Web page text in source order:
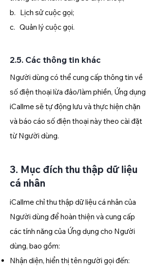
b. Lịch sử cuộc gọi;
c. Quản lý cuộc gọi.
2.5. Các thông tin khác
Người dùng có thể cung cấp thông tin về
số điện thoại lừa đảo/làm phiền, Ứng dụng
iCallme sẽ tự động lưu và thực hiện chặn
và báo cáo số điện thoại này theo cài đặt
từ Người dùng.
3. Mục đích thu thập dữ liệu
cá nhân
iCallme chỉ thu thập dữ liệu cá nhân của
Người dùng để hoàn thiện và cung cấp
các tính năng của Ứng dụng cho Người
dùng, bao gồm:
Nhận diện, hiển thị tên người gọi đến: